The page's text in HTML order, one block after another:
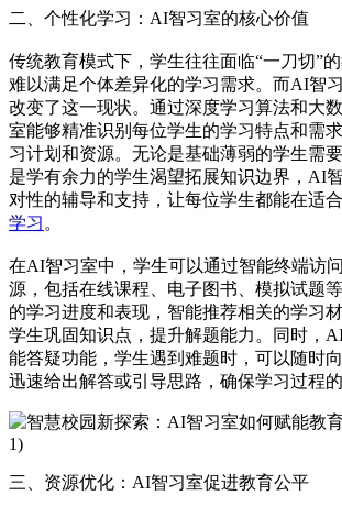
二、个性化学习：AI智习室的核心价值
传统教育模式下，学生往往面临“一刀切”
难以满足个体差异化的学习需求。而AI智
改变了这一现状。通过深度学习算法和大
室能够精准识别每位学生的学习特点和需
习计划和资源。无论是基础薄弱的学生需
是学有余力的学生渴望拓展知识边界，AI
对性的辅导和支持，让每位学生都能在适
学习 。
在AI智习室中，学生可以通过智能终端访
源，包括在线课程、电子图书、模拟试题
的学习进度和表现，智能推荐相关的学习
学生巩固知识点，提升解题能力。同时，
能答疑功能，学生遇到难题时，可以随时
迅速给出解答或引导思路，确保学习过程
三、资源优化：AI智习室促进教育公平